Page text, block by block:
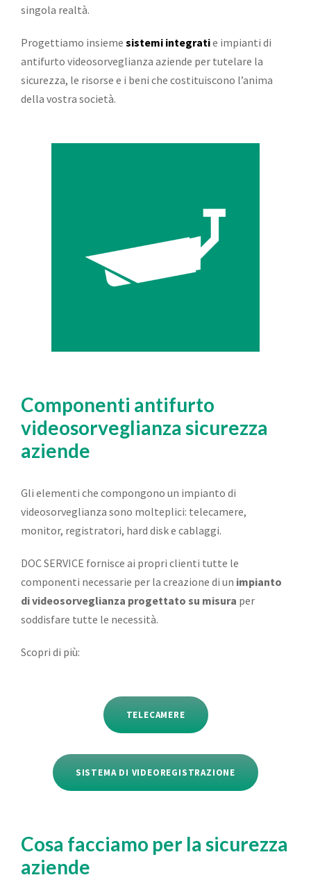
singola realtà.
Progettiamo insieme sistemi integratie impianti di
antifurto videosorveglianza aziende per tutelare la
sicurezza, le risorse e i beni che costituiscono l’anima
della vostra società.
Componenti antifurto
videosorveglianza sicurezza
aziende
Gli elementi che compongono un impianto di
videosorveglianza sono molteplici: telecamere,
monitor, registratori, hard disk e cablaggi.
DOC SERVICE fornisce ai propri clienti tutte le
componenti necessarie per la creazione di un impianto
di videosorveglianza progettato su misura per
soddisfare tutte le necessità.
Scopri di più:
TELECAMERE
SISTEMA DI VIDEOREGISTRAZIONE
Cosa facciamo per la sicurezza
aziende